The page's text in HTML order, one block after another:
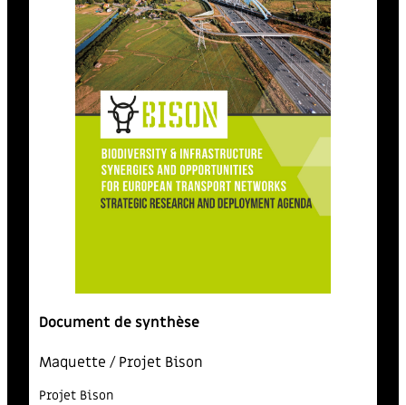
Document de synthèse
Maquette / Projet Bison
Projet Bison